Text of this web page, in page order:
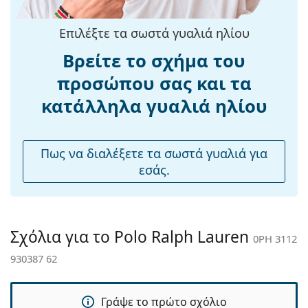
υφασμάτινη θήκη αντί για πανί.
Εξερευνήστε την πλήρη γκάμαγυαλιών ηλίου
βρείτε περισσότερα μοντέλα από δημοφιλείς μάρκες.
σκελετού:
141 mm
βραχίονα:
Γέφυρα:
14 mm
Βάρος:
290 γρ
μαξιλάρια
μύτης:
άρθρωση:
Όχι
Παρέχονται με
θήκη:
Ναι
Πανί
καθαρισμού:
Ναι
Επιλέξτε τα σωστά γυαλιά ηλίου
Βρείτε το σχήμα του
προσώπου σας και τα
κατάλληλα γυαλιά ηλίου
Πως να διαλέξετε τα σωστά γυαλιά για
εσάς.
Σχόλια για το Polo Ralph Lauren 0PH 3112
930387 62
Γράψε το πρώτο σχόλιο